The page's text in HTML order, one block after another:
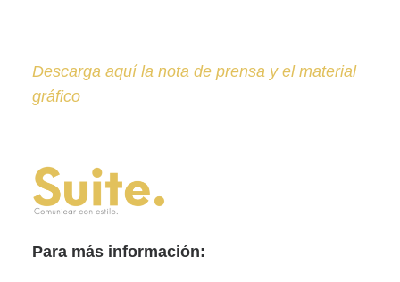
Descarga aquí la nota de prensa y el material
gráfico
Para más información: